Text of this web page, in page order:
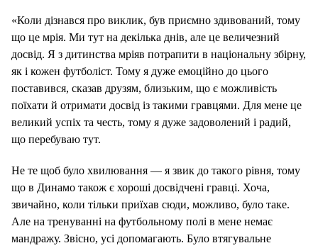
«Коли дізнався про виклик, був приємно здивований, тому
що це мрія. Ми тут на декілька днів, але це величезний
досвід. Я з дитинства мріяв потрапити в національну збірну,
як і кожен футболіст. Тому я дуже емоційно до цього
поставився, сказав друзям, близьким, що є можливість
поїхати й отримати досвід із такими гравцями. Для мене це
великий успіх та честь, тому я дуже задоволений і радий,
що перебуваю тут.
Не те щоб було хвилювання — я звик до такого рівня, тому
що в Динамо також є хороші досвідчені гравці. Хоча,
звичайно, коли тільки приїхав сюди, можливо, було таке.
Але на тренуванні на футбольному полі в мене немає
мандражу. Звісно, усі допомагають. Було втягувальне